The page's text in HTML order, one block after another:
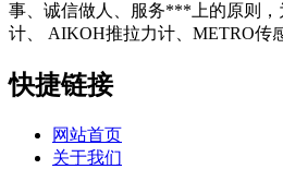
事、诚信做人、服务***上的原则
计、 AIKOH推拉力计、METRO传
快捷链接
网站首页
关于我们